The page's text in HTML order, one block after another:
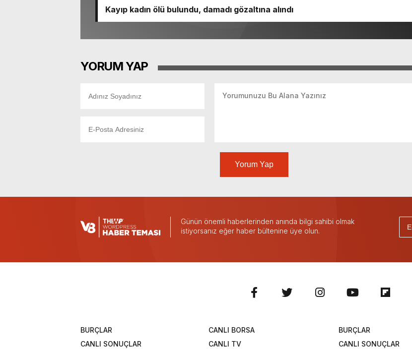
Kayıp kadın ölü bulundu, damadı gözaltına alındı
YORUM YAP
Yorum Yap
Günün önemli haberlerinden anında bilgi sahibi olmak
istiyorsanız eğer haber bültenine üye olun.
BURÇLAR
CANLI BORSA
CANLI SONUÇLAR
CANLI TV
BURÇLAR
CANLI SONUÇLAR